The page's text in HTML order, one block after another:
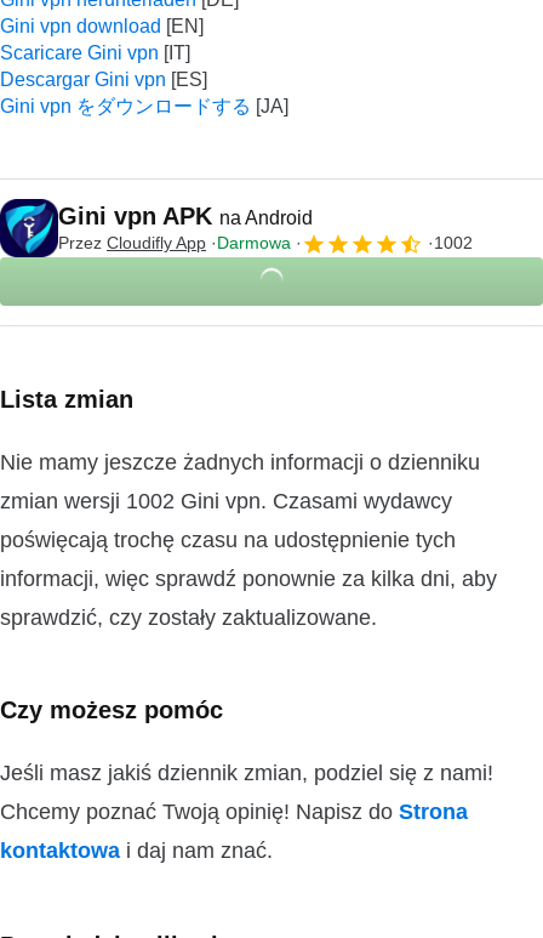
Gini vpn download
Scaricare Gini vpn
Descargar Gini vpn
Gini vpn をダウンロードする
Gini vpn APK na Android
Przez Cloudifly App Darmowa 1002
Lista zmian
Nie mamy jeszcze żadnych informacji o dzienniku
zmian wersji 1002 Gini vpn. Czasami wydawcy
poświęcają trochę czasu na udostępnienie tych
informacji, więc sprawdź ponownie za kilka dni, aby
sprawdzić, czy zostały zaktualizowane.
Czy możesz pomóc
Jeśli masz jakiś dziennik zmian, podziel się z nami!
Chcemy poznać Twoją opinię! Napisz do Strona
kontaktowa i daj nam znać.